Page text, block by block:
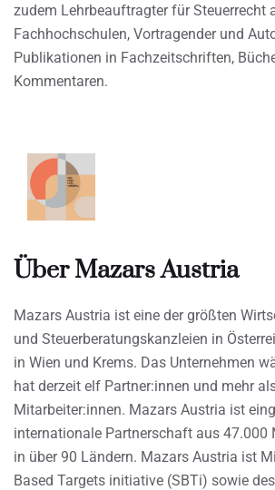
zudem Lehrbeauftragter für Steuerrecht
Fachhochschulen, Vortragender und
Publikationen in Fachzeitschriften,
Kommentaren.
Über Mazars Austria
Mazars Austria ist eine der größten
und Steuerberatungskanzleien in
in Wien und Krems. Das Unternehmen
hat derzeit elf Partner:innen und mehr
Mitarbeiter:innen. Mazars Austria ist
internationale Partnerschaft aus 47.000
in über 90 Ländern. Mazars Austria ist
Based Targets initiative (SBTi) sowie